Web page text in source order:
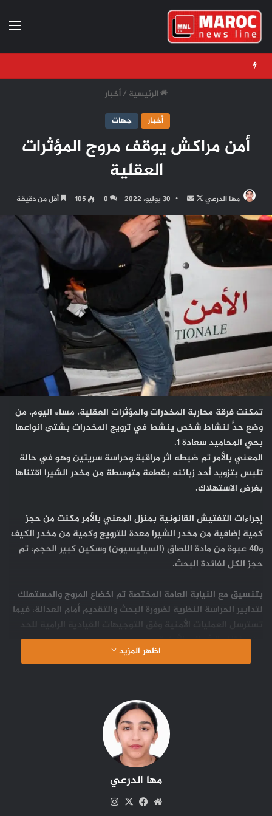
الرئيسية / أخبار
أخبار
جهات
أمن مراكش يوقف مروج المؤثرات
العقلية
مها الدرعي
تابع
على
X
أرسل
بريدا
إلكترونيا
30 يوليو، 2022 0
105 أقل من دقيقة
تمكنت فرقة محاربة المخدرات والمؤثرات العقلية، مساء اليوم، من
وضع حدٍّ لنشاط شخص ينشط في ترويج المخدرات بشتى انواعها
بحي المحاميد سعادة 1.
المعني بالأمر تم ضبطه اثر مراقبة وحراسة سريتين وهو في حالة
تلبس بتزويد أحد زبائنه بقطعة متوسطة من مخدر الشيرا اقتناها
بغرض الاستهلاك.
إجراءات التفتيش القانونية بمنزل المعني بالأمر مكنت من حجز
كمية إضافية من مخدر الشيرا معدة للترويج وكمية من مخدر الكيف
و40 عبوة من مادة اللصاق (السيليسيون) وسكين كبير الحجم، تم
حجز الكل لفائدة البحث.
بتنسيق مع النيابة العامة المختصة تم اخضاع المروج والمستهلك
لتدابير الحراسة النظرية لضرورة البحث والتقديم أمام العدالة، فيما
تسترسل العمليات الأمنية وفق التوجيهات القيادية الرامية للحد
من مختلف الشوائب الأمنية
اظهر المزيد
مها الدرعي
موقعفيسبوك
‫X